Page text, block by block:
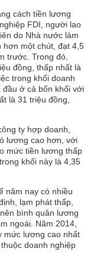
cách tiền lương
FDI, người lao
do Nhà nước làm
một chút, đạt 4,5
trước. Trong đó,
đồng, thấp nhất là
trong khối doanh
đầu ở cả bốn khối với
là 31 triệu đồng,
ty hợp doanh,
lương cao hơn, với
mức tiền lương thấp
khối này là 4,35
năm nay có nhiều
lạm phát thấp,
bình quân lương
ngoái. Năm 2014,
mức lương cao nhất
doanh nghiệp